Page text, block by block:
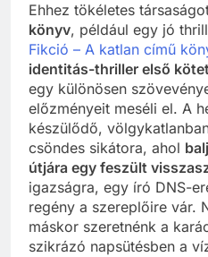
Ehhez tökéletes
könyv, például egy jó
Fikció – A katlan című
identitás-thriller első
egy különösen
előzményeit meséli el. A
készülődő,
csöndes sikátora, ahol
útjára egy feszült
igazságra, egy író DNS-
regény a szereplőire vár.
máskor szeretnénk a
szikrázó napsütésben a